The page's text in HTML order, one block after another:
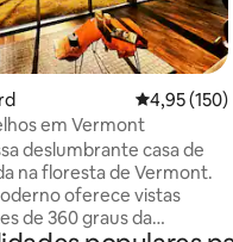
4,95 de
4,95 (150)
em Vermont
deslumbrante casa de
na floresta de Vermont.
oferece vistas
de 360 graus da